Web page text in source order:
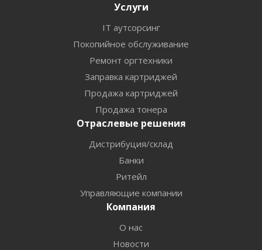
Услуги
IT аутсорсинг
Покопийное обслуживание
Ремонт оргтехники
Заправка картриджей
Продажа картриджей
Продажа тонера
Отраслевые решения
Дистрибуция/склад
Банки
Ритейл
Управляющие компании
Компания
О нас
Новости